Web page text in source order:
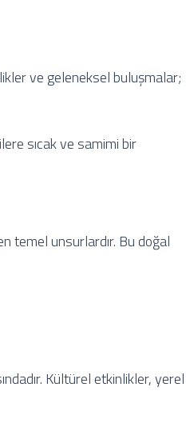
ve geleneksel buluşmalar;
sıcak ve samimi bir
temel unsurlardır. Bu doğal
Kültürel etkinlikler, yerel